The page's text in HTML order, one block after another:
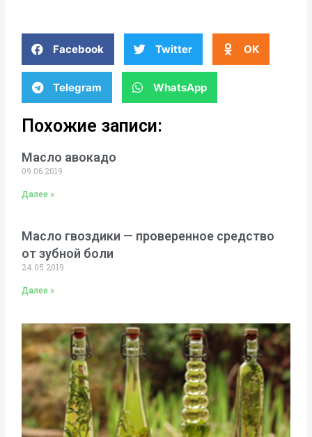
Facebook Twitter OK
Telegram WhatsApp
Похожие записи:
Масло авокадо
09.06.2019
Далее »
Масло гвоздики — проверенное средство
от зубной боли
24.05.2019
Далее »